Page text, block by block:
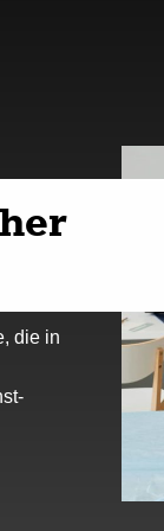
die in